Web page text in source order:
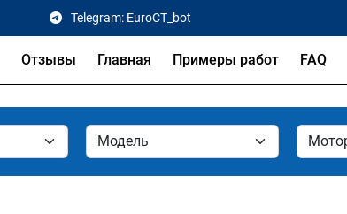
Telegram: EuroCT_bot
Отзывы Главная Примеры работ FAQ